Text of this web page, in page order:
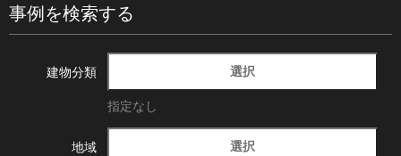
事例を検索する
建物分類 選択
指定なし
地域 選択